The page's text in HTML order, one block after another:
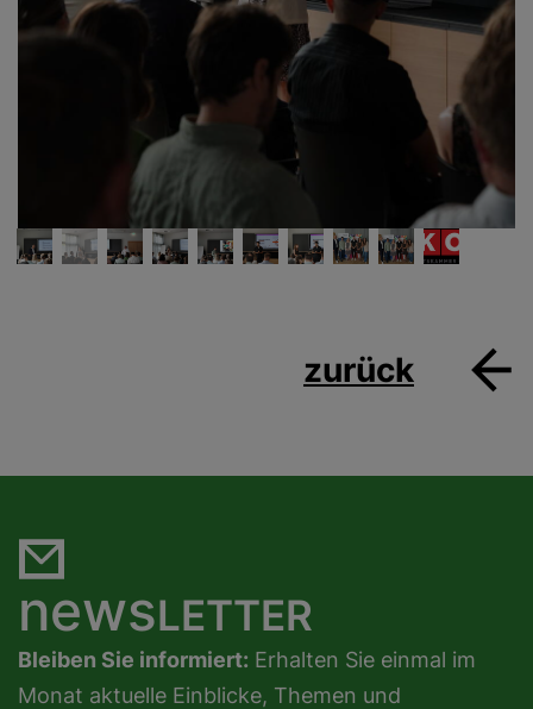
zurück
newsLETTER
Bleiben Sie informiert: Erhalten Sie einmal im
Monat aktuelle Einblicke, Themen und